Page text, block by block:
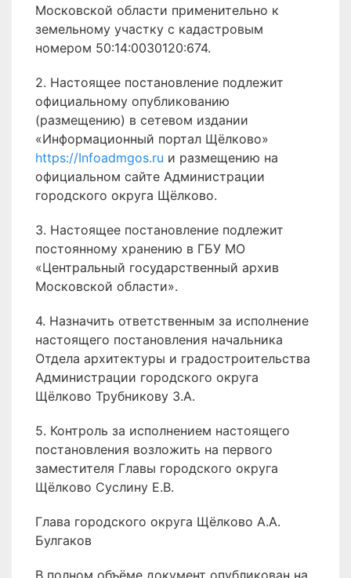
Московской области применительно к
земельному участку с кадастровым
номером 50:14:0030120:674.
2. Настоящее постановление подлежит
официальному опубликованию
(размещению) в сетевом издании
«Информационный портал Щёлково»
https://Infoadmgos.ru и размещению на
официальном сайте Администрации
городского округа Щёлково.
3. Настоящее постановление подлежит
постоянному хранению в ГБУ МО
«Центральный государственный архив
Московской области».
4. Назначить ответственным за исполнение
настоящего постановления начальника
Отдела архитектуры и градостроительства
Администрации городского округа
Щёлково Трубникову З.А.
5. Контроль за исполнением настоящего
постановления возложить на первого
заместителя Главы городского округа
Щёлково Суслину Е.В.
Глава городского округа Щёлково А.А.
Булгаков
В полном объёме документ опубликован на